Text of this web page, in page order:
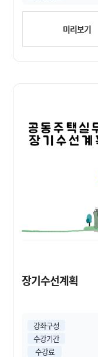
미리보기
장기수선계획
강좌구성
수강기간
수강료